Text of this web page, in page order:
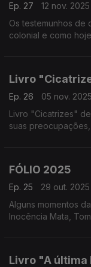
Ep. 27
12 nov. 2025
Os testemunhos de
colonial e como
Livro
Ep. 26
05 nov. 2025
Livro "Cicatrizes"
suas
FÓLIO 2025
Ep. 25
29 out. 2025
Alguns momentos
Inocência Mata,
Livro "A última